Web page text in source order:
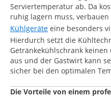
Serviertemperatur ab. Da
ruhig lagern muss,
Kühlgeräte eine besonders
Hierdurch setzt die
Getränkekühlschrank
aus und der Gastwirt kann
sicher bei den optimalen
Die Vorteile von einem